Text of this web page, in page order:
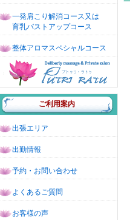
一発肩こり解消コース又は
育乳バストアップコース
整体アロマスペシャルコース
ご利用案内
出張エリア
出勤情報
予約・お問い合わせ
よくあるご質問
お客様の声